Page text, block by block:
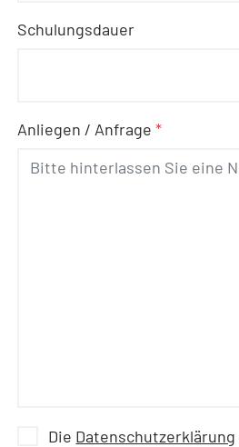
Schulungsdauer
Anliegen / Anfrage*
Die Datenschutzerklärung